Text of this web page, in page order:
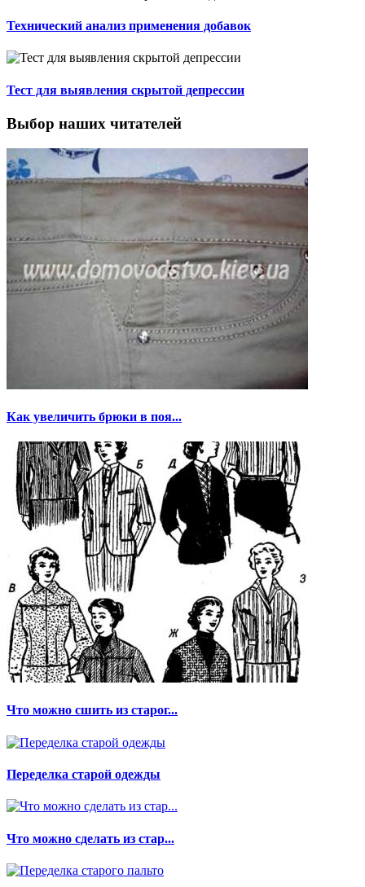
Технический анализ применения добавок
Тест для выявления скрытой депрессии
Выбор наших читателей
Как увеличить брюки в поя...
Что можно сшить из старог...
Переделка старой одежды
Что можно сделать из стар...